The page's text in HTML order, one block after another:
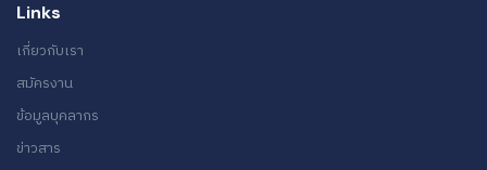
Links
เกี่ยวกับเรา
สมัครงาน
ข้อมูลบุคลากร
ข่าวสาร